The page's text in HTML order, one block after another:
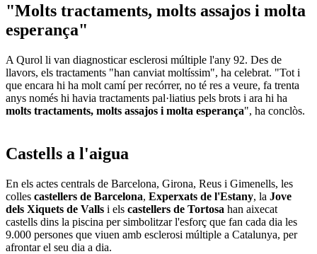
"Molts tractaments, molts assajos i molta
esperança"
A Qurol li van diagnosticar esclerosi múltiple l'any 92. Des de
llavors, els tractaments "han canviat moltíssim", ha celebrat. "Tot i
que encara hi ha molt camí per recórrer, no té res a veure, fa trenta
anys només hi havia tractaments pal·liatius pels brots i ara hi ha
molts tractaments, molts assajos i molta esperança", ha conclòs.
Castells a l'aigua
En els actes centrals de Barcelona, Girona, Reus i Gimenells, les
colles castellers de Barcelona, Experxats de l'Estany, la Jove
dels Xiquets de Valls i els castellers de Tortosa han aixecat
castells dins la piscina per simbolitzar l'esforç que fan cada dia les
9.000 persones que viuen amb esclerosi múltiple a Catalunya, per
afrontar el seu dia a dia.